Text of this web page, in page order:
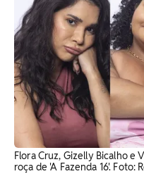
Flora Cruz, Gizelly Bicalho e
roça de 'A Fazenda 16'. Foto: